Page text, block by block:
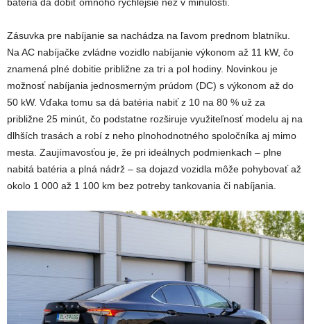
Zásuvka pre nabíjanie sa nachádza na ľavom prednom blatníku.
Na AC nabíjačke zvládne vozidlo nabíjanie výkonom až 11 kW, čo
znamená plné dobitie približne za tri a pol hodiny. Novinkou je
možnosť nabíjania jednosmerným prúdom (DC) s výkonom až do
50 kW. Vďaka tomu sa dá batéria nabiť z 10 na 80 % už za
približne 25 minút, čo podstatne rozširuje využiteľnosť modelu aj na
dlhších trasách a robí z neho plnohodnotného spoločníka aj mimo
mesta. Zaujímavosťou je, že pri ideálnych podmienkach – plne
nabitá batéria a plná nádrž – sa dojazd vozidla môže pohybovať až
okolo 1 000 až 1 100 km bez potreby tankovania či nabíjania.